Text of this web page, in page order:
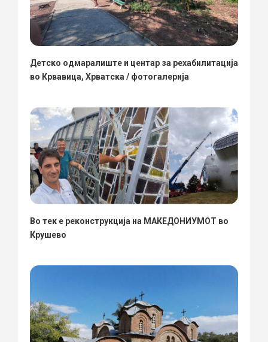
Детско одмаралиште и центар за рехабилитација
во Крвавица, Хрватска / фотогалерија
Во тек е реконструкција на МАКЕДОНИУМОТ во
Крушево